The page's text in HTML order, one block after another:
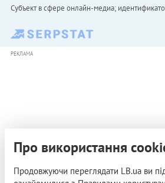
Субъект в сфере онлайн-медиа;
РЕКЛАМА
Про використання
Продовжуючи переглядати LB.ua ви